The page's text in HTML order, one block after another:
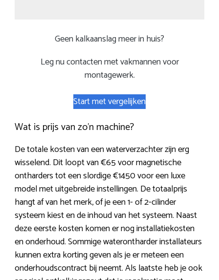
Geen kalkaanslag meer in huis?
Leg nu contacten met vakmannen voor
montagewerk.
Start met vergelijken
Wat is prijs van zo’n machine?
De totale kosten van een waterverzachter zijn erg
wisselend. Dit loopt van €65 voor magnetische
ontharders tot een slordige €1450 voor een luxe
model met uitgebreide instellingen. De totaalprijs
hangt af van het merk, of je een 1- of 2-cilinder
systeem kiest en de inhoud van het systeem. Naast
deze eerste kosten komen er nog installatiekosten
en onderhoud. Sommige waterontharder installateurs
kunnen extra korting geven als je er meteen een
onderhoudscontract bij neemt. Als laatste heb je ook